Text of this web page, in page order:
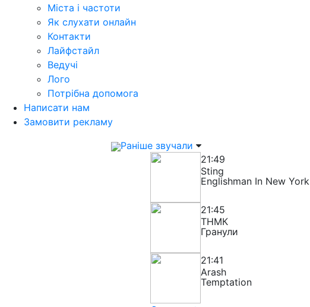
Міста і частоти
Як слухати онлайн
Контакти
Лайфстайл
Ведучі
Лого
Потрібна допомога
Написати нам
Замовити рекламу
Раніше звучали
21:49
Sting
Englishman In New York
21:45
ТНМК
Гранули
21:41
Arash
Temptation